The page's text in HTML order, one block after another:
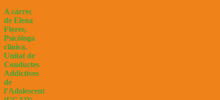
A càrrec
de Elena
Flores,
Psicòloga
clínica.
Unitat de
Conductes
Addictives
de
l’Adolescent